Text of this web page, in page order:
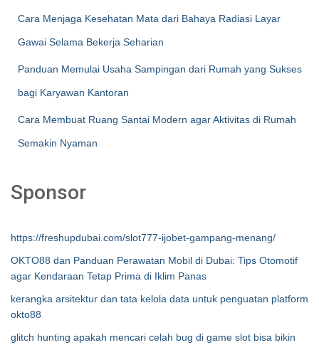
Cara Menjaga Kesehatan Mata dari Bahaya Radiasi Layar
Gawai Selama Bekerja Seharian
Panduan Memulai Usaha Sampingan dari Rumah yang Sukses
bagi Karyawan Kantoran
Cara Membuat Ruang Santai Modern agar Aktivitas di Rumah
Semakin Nyaman
Sponsor
https://freshupdubai.com/slot777-ijobet-gampang-menang/
OKTO88 dan Panduan Perawatan Mobil di Dubai: Tips Otomotif
agar Kendaraan Tetap Prima di Iklim Panas
kerangka arsitektur dan tata kelola data untuk penguatan platform
okto88
glitch hunting apakah mencari celah bug di game slot bisa bikin